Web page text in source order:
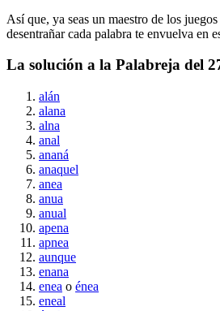
Así que, ya seas un maestro de los
desentrañar cada palabra te envuelva en
La solución a la Palabreja del
alán
alana
alna
anal
ananá
anaquel
anea
anua
anual
apena
apnea
aunque
enana
enea o énea
eneal